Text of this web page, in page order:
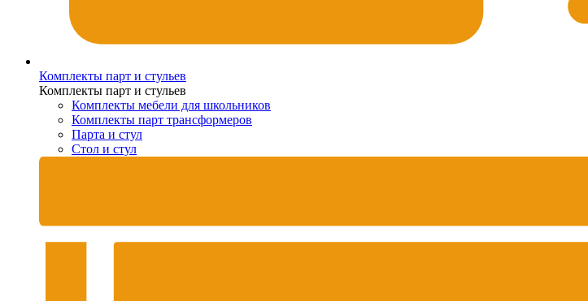
Комплекты парт и стульев
Комплекты парт и стульев
Комплекты мебели для школьников
Комплекты парт трансформеров
Парта и стул
Стол и стул